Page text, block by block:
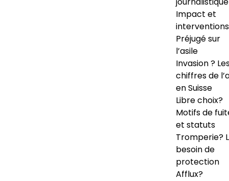
Impact et
interventions
Préjugé sur
l’asile
Invasion ?
chiffres de
en Suisse
Libre choix?
Motifs de
et statuts
Tromperie?
besoin de
protection
Afflux?